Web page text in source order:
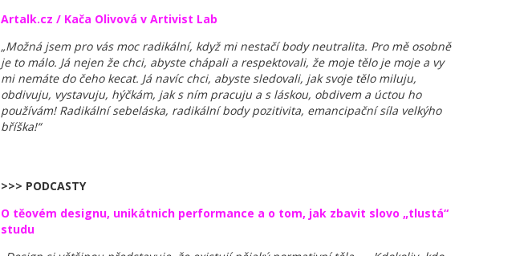
Artalk.cz / Kača Olivová v Artivist Lab
„Možná jsem pro vás moc radikální, když mi nestačí body neutralita. Pro mě osobně
je to málo. Já nejen že chci, abyste chápali a respektovali, že moje tělo je moje a vy
mi nemáte do čeho kecat. Já navíc chci, abyste sledovali, jak svoje tělo miluju,
obdivuju, vystavuju, hýčkám, jak s ním pracuju a s láskou, obdivem a úctou ho
používám! Radikální sebeláska, radikální body pozitivita, emancipační síla velkýho
bříška!“
>>> PODCASTY
O těovém designu, unikátnich performance a o tom, jak zbavit slovo „tlustá“
studu